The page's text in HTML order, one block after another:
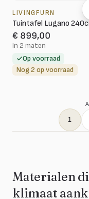
LIVINGFURN
Tuintafel Lugano
€ 899,00
In 2 maten
Op voorraad
Nog 2 op voorraad
1
Materialen
klimaat